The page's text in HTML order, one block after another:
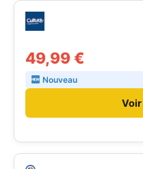
49,99 €
Nouveau